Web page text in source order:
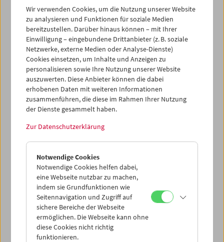
24
26 28
30
31
01 02 03 04 05
iCalender
Programmheft-PDF
English language or subtitles
< Vorherige Woche
Mo 10.8.
Di 11.8.
Mi 12.8.
Do 13.8.
Wir verwenden Cookies, um die Nutzung unserer Website
zu analysieren und Funktionen für soziale Medien
bereitzustellen. Darüber hinaus können – mit Ihrer
Einwilligung – eingebundene Drittanbieter (z. B. soziale
Netzwerke, externe Medien oder Analyse-Dienste)
Cookies einsetzen, um Inhalte und Anzeigen zu
personalisieren sowie Ihre Nutzung unserer Website
auszuwerten. Diese Anbieter können die dabei
erhobenen Daten mit weiteren Informationen
zusammenführen, die diese im Rahmen Ihrer Nutzung
der Dienste gesammelt haben.
Zur Datenschutzerklärung
Notwendige Cookies
Notwendige Cookies helfen dabei,
eine Webseite nutzbar zu machen,
indem sie Grundfunktionen wie
Seitennavigation und Zugriff auf
sichere Bereiche der Webseite
ermöglichen. Die Webseite kann ohne
diese Cookies nicht richtig
funktionieren.